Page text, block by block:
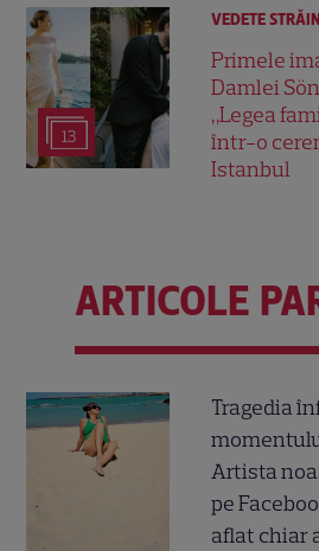
13
VEDETE
Primele
Damlei
„Legea
într-o
Istanbul
ARTICOLE
Tragedia
Artista
pe
aflat chiar